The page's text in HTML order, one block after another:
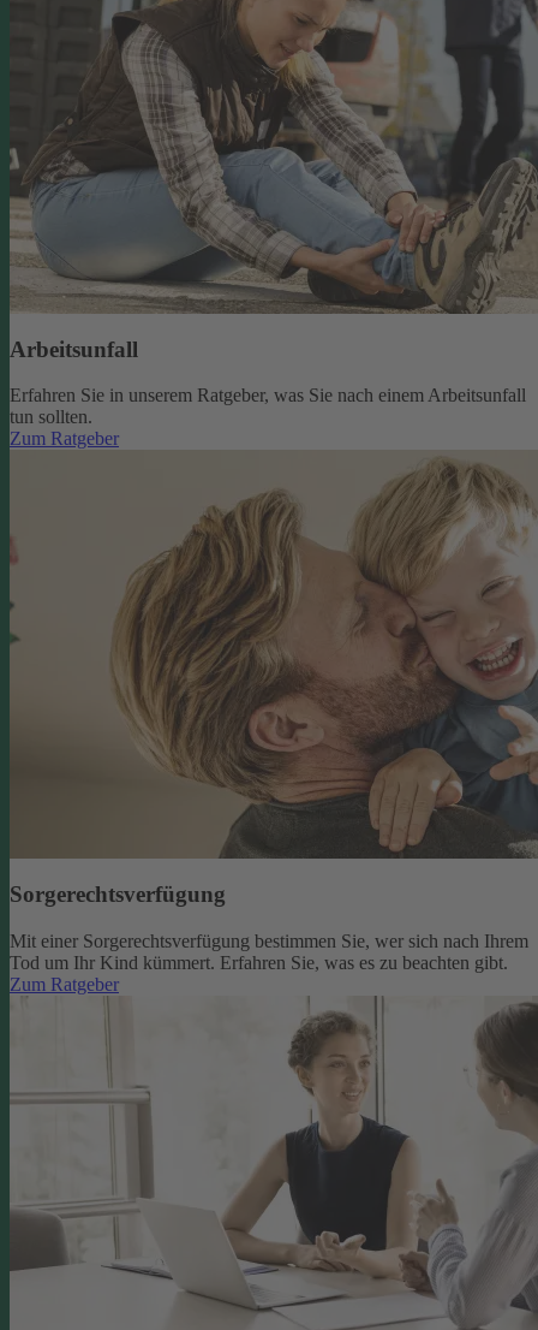
Arbeitsunfall
Erfahren Sie in unserem Ratgeber, was Sie nach einem Arbeitsunfall
tun sollten.
Zum Ratgeber
Sorgerechtsverfügung
Mit einer Sorgerechtsverfügung bestimmen Sie, wer sich nach Ihrem
Tod um Ihr Kind kümmert. Erfahren Sie, was es zu beachten gibt.
Zum Ratgeber